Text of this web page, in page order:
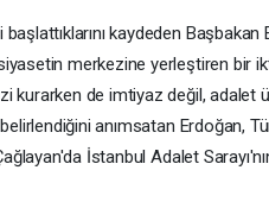
kaydeden
merkezine yerleştiren bir
kurarken de imtiyaz değil, adalet
anımsatan Erdoğan,
İstanbul Adalet